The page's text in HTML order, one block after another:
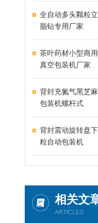
全自动多头颗粒
脂钻专用厂家
茶叶药材小型商
真空包装机厂家
背封充氮气黑芝
包装机螺杆式
背封震动旋转盘
粒自动包装机
相关文
ARTICLES